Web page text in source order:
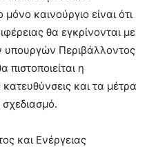
καινούργιο είναι ότι
θα εγκρίνονται με
υπουργών Περιβάλλοντος
η
και τα μέτρα
και Ενέργειας